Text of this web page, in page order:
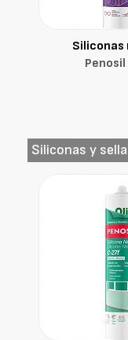
Siliconas
Siliconas y